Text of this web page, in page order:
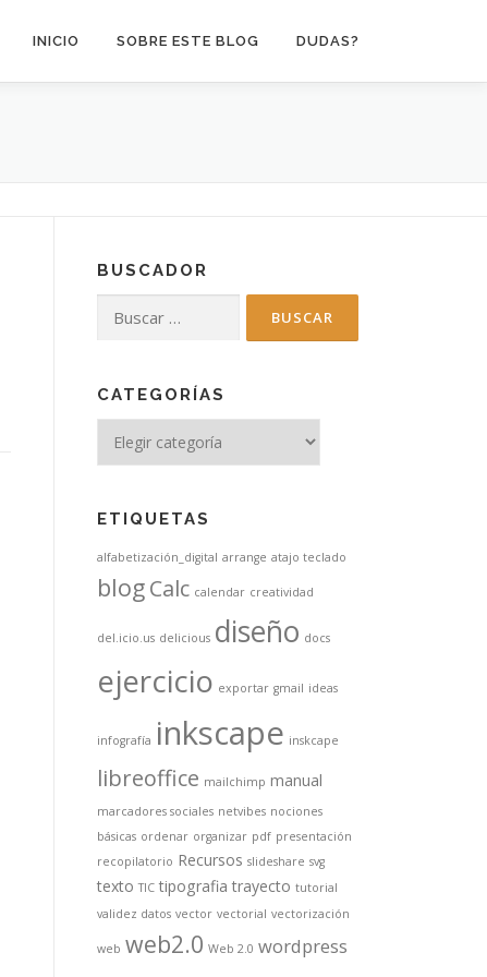
INICIO SOBRE ESTE BLOG DUDAS?
BUSCADOR
CATEGORÍAS
Categorías
ETIQUETAS
alfabetización_digital arrange atajo teclado
blogCalc calendar creatividad
del.icio.us delicious diseño docs
ejercicio exportar gmail ideas
infografía inkscape inskcape
libreoffice mailchimp manual
marcadores sociales netvibes nociones
básicas ordenar organizar pdf presentación
recopilatorio Recursos slideshare svg
texto TIC tipografia trayecto tutorial
validez datos vector vectorial vectorización
web web2.0 Web 2.0 wordpress